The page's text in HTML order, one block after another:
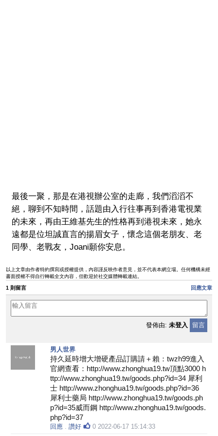
最後一聚，那是在港視辦公室的走廊，我們滔滔不
絕，聊到不知時間，話題由入行往事再到香港電視業
的未來，再由王維基先生的性格再到港視未來，她永
遠都是位坦誠直言的揚眉女子，懷念這個老朋友、老
同學、老戰友，Joani願你安息。
以上文章由作者特約撰寫或授權提供，內容謹反映作者意見，並不代表本網立場。任何機構未經
書面授權不得自行轉載全文內容，但歡迎於社交媒體轉載連結。
1 則留言 回應文章
發佈由: 未登入 留言
男人世界
持久延時增大增硬產品訂購請＋賴：twzh99進入
官網查看：http://www.zhonghua19.tw頂點3000 h
ttp://www.zhonghua19.tw/goods.php?id=34 犀利
士 http://www.zhonghua19.tw/goods.php?id=36
犀利士藥局 http://www.zhonghua19.tw/goods.ph
p?id=35威而鋼 http://www.zhonghua19.tw/goods.
php?id=37
回應. 讚好 0 2022-06-17 15:14:33